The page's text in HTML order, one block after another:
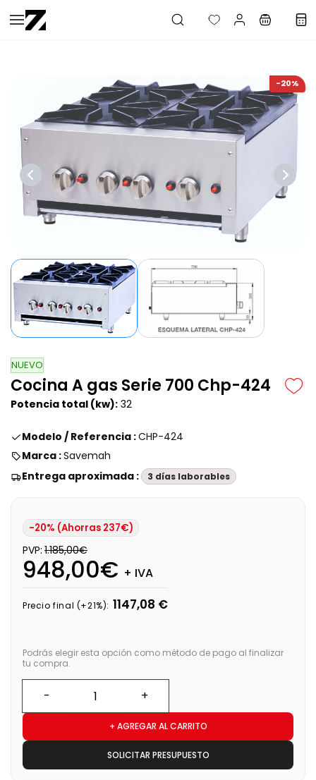
Saltar al
contenido
-20%
NUEVO
Cocina A gas Serie 700 Chp-424
Potencia total (kw): 32
Modelo / Referencia :CHP-424
Marca :Savemah
Entrega aproximada :
3 días laborables
-20% (Ahorras 237€)
PVP: 1.185,00€
948,00€ + IVA
Precio final (+21%): 1147,08 €
Podrás elegir esta opción como método de pago al finalizar
tu compra.
+ AGREGAR AL CARRITO
SOLICITAR PRESUPUESTO